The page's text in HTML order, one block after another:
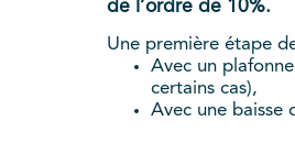
de l’ordre de 10%.
Une première étape
Avec un
certains cas),
Avec une baisse